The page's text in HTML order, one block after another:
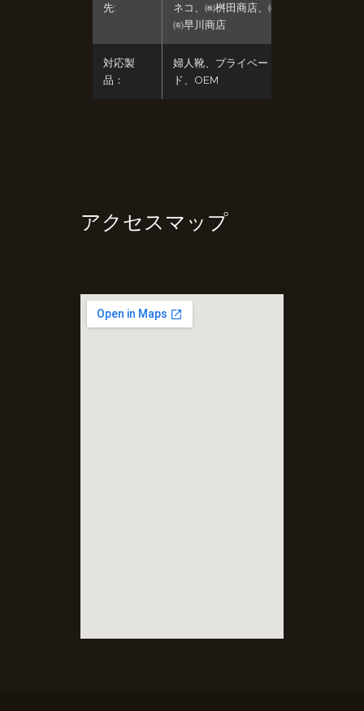
先:
ネコ、㈱桝田商店、㈱松居、
㈲早川商店
対応製
品：
婦人靴、プライベートブラン
ド、OEM
アクセスマップ